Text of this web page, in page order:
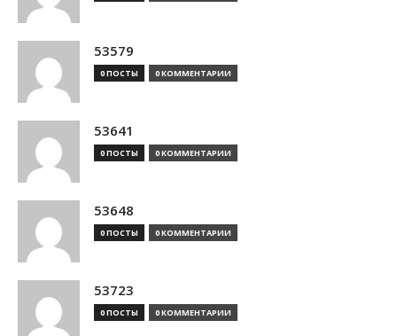
53579
0 ПОСТЫ 0 КОММЕНТАРИИ
53641
0 ПОСТЫ 0 КОММЕНТАРИИ
53648
0 ПОСТЫ 0 КОММЕНТАРИИ
53723
0 ПОСТЫ 0 КОММЕНТАРИИ